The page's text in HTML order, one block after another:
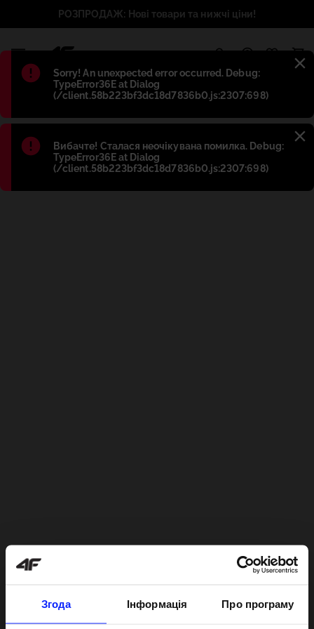
Згода Інформація Про програму
Błąd:
Sorry! An unexpected error occurred. Debug:
TypeError36E at Dialog
(/client.58b223bf3dc18d7836b0.js:2307:698)
Błąd:
Вибачте! Сталася неочікувана помилка. Debug:
TypeError36E at Dialog
(/client.58b223bf3dc18d7836b0.js:2307:698)
РОЗПРОДАЖ: Нові товари та нижчі ціни!